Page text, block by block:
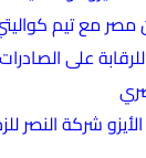
مع تيم
على
شركة النصر